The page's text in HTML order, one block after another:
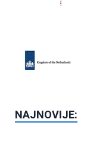
NAJNOVIJE: